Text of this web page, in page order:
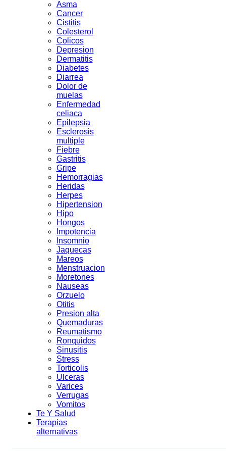
Asma
Cancer
Cistitis
Colesterol
Colicos
Depresion
Dermatitis
Diabetes
Diarrea
Dolor de
muelas
Enfermedad
celiaca
Epilepsia
Esclerosis
multiple
Fiebre
Gastritis
Gripe
Hemorragias
Heridas
Herpes
Hipertension
Hipo
Hongos
Impotencia
Insomnio
Jaquecas
Mareos
Menstruacion
Moretones
Nauseas
Orzuelo
Otitis
Presion alta
Quemaduras
Reumatismo
Ronquidos
Sinusitis
Stress
Torticolis
Ulceras
Varices
Verrugas
Vomitos
Te Y Salud
Terapias
alternativas